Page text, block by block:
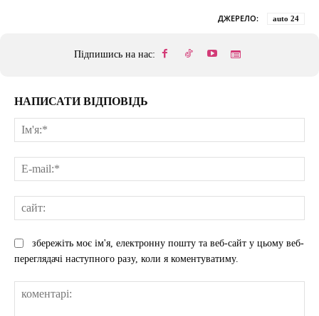
ДЖЕРЕЛО: auto 24
Підпишись на нас:
НАПИСАТИ ВІДПОВІДЬ
збережіть моє ім'я, електронну пошту та веб-сайт у цьому веб-
переглядачі наступного разу, коли я коментуватиму.